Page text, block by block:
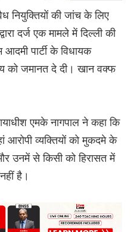
नियुक्तियों की जांच के लिए
दर्ज एक मामले में दिल्ली की
पार्टी के विधायक
को जमानत दे दी। खान वक्फ
एमके नागपाल ने कहा कि
आरोपी व्यक्तियों को मुकदमे के
उनमें से किसी को हिरासत में
है।